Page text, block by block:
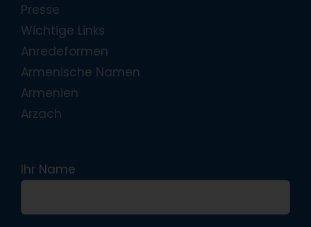
Presse
Wichtige Links
Anredeformen
Armenische Namen
Armenien
Arzach
Ihr Name